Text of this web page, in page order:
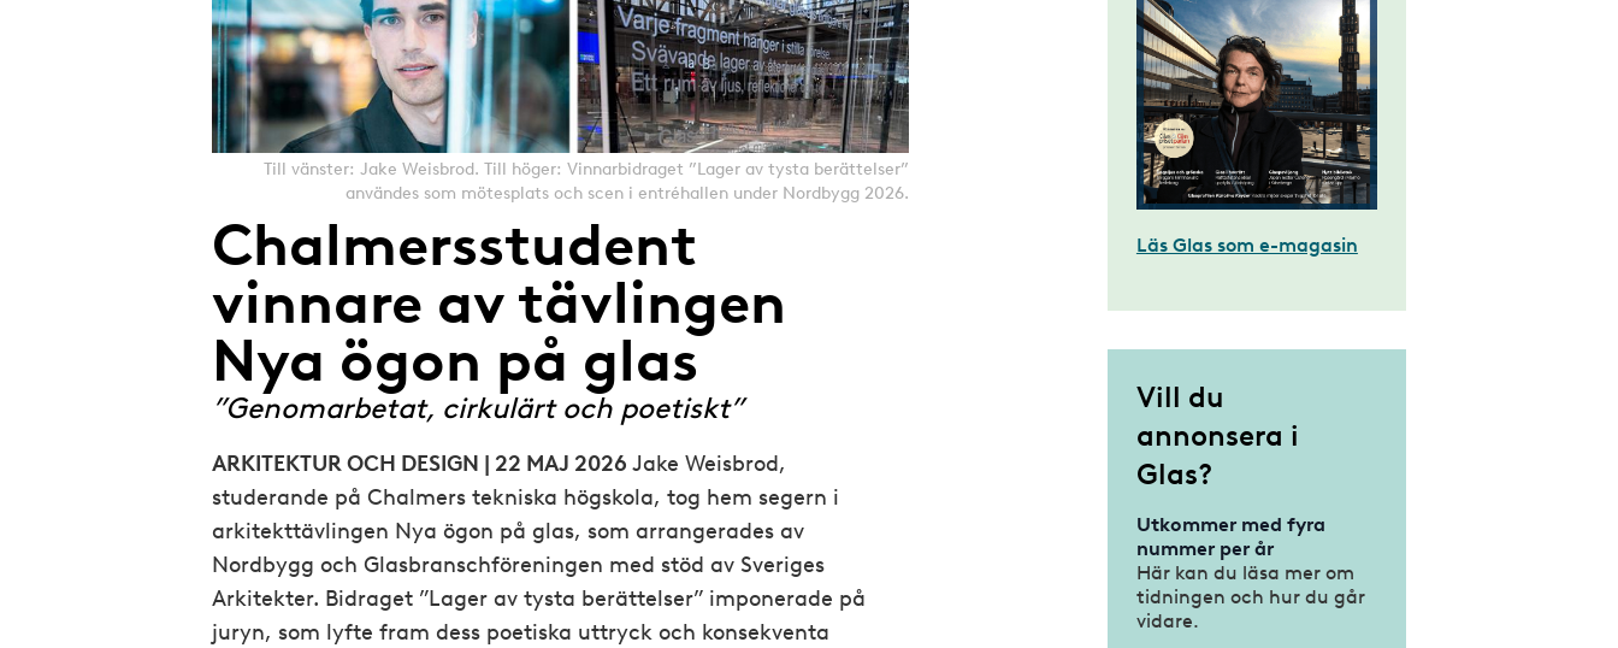
Till vänster: Jake Weisbrod. Till höger: Vinnarbidraget ”Lager av tysta berättelser”
användes som mötesplats och scen i entréhallen under Nordbygg 2026.
Chalmersstudent
vinnare av tävlingen
Nya ögon på glas
”Genomarbetat, cirkulärt och poetiskt”
ARKITEKTUR OCH DESIGN | 22 MAJ 2026 Jake Weisbrod,
studerande på Chalmers tekniska högskola, tog hem segern i
arkitekttävlingen Nya ögon på glas, som arrangerades av
Nordbygg och Glasbranschföreningen med stöd av Sveriges
Arkitekter. Bidraget ”Lager av tysta berättelser” imponerade på
juryn, som lyfte fram dess poetiska uttryck och konsekventa
Läs Glas som e-magasin
Vill du
annonsera i
Glas?
Utkommer med fyra
nummer per år
Här kan du läsa mer om
tidningen och hur du går
vidare.